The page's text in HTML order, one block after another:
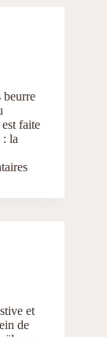
beurre
faite
: la
et
de